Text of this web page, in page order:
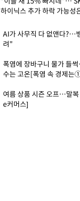
하이닉스 추가 하락 가능성
AI가 사무직 다 없앤다?…
려"
폭염에 장바구니 물가 들
수는 고온[폭염 속 경제는
여름 상품 시즌 오프…말
e커머스]